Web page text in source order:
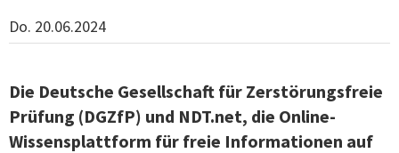
Do. 20.06.2024
Die Deutsche Gesellschaft für Zerstörungsfreie
Prüfung (DGZfP) und NDT.net, die Online-
Wissensplattform für freie Informationen auf